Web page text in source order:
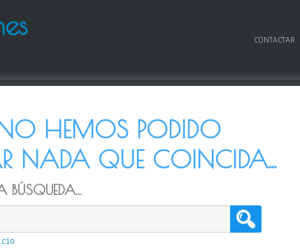
CONTACTAR
NO HEMOS PODIDO
NADA QUE COINCIDA...
BÚSQUEDA...